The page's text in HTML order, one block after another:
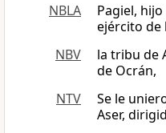
NBLA
Pagiel,
ejército de
NBV
la tribu de
de Ocrán,
NTV
Se le
Aser,